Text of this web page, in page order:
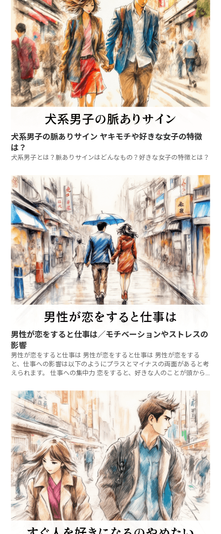
犬系男子の脈ありサイン ヤキモチや好きな女子の特徴
は？
犬系男子とは？脈ありサインはどんなもの？好きな女子の特徴とは？
男性が恋をすると仕事は／モチベーションやストレスの
影響
男性が恋をすると仕事は 男性が恋をすると仕事は 男性が恋をする
と、仕事への影響は以下のようにプラスとマイナスの両面があると考
えられます。 仕事への集中力 恋をすると、好きな人のことが頭から